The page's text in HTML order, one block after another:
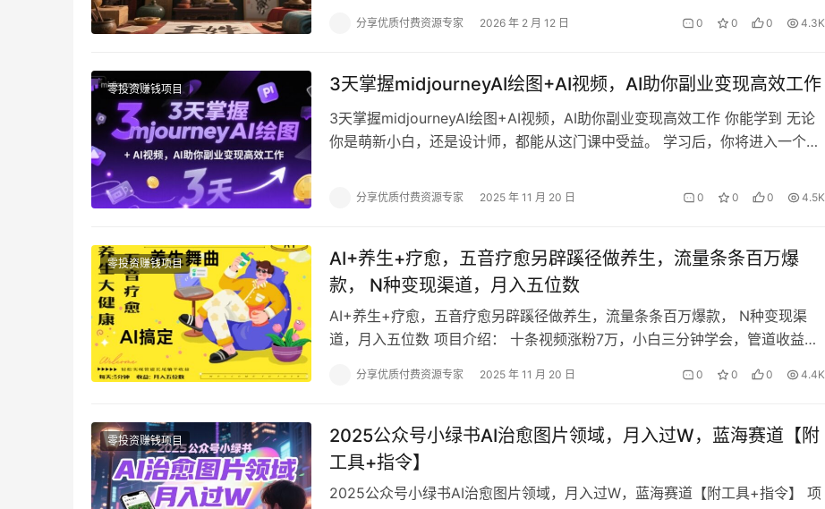
分享优质付费资源专家 2026 年 2 月 12 日 0 0 0 4.3K
零投资赚钱项目 3天掌握midjourneyAI绘图+AI视频，AI助你副业变现高效工作
3天掌握midjourneyAI绘图+AI视频，AI助你副业变现高效工作 你能学到 无论
你是萌新小白，还是设计师，都能从这门课中受益。 学习后，你将进入一个全
分享优质付费资源专家 2025 年 11 月 20 日 0 0 0 4.5K
零投资赚钱项目
AI+养生+疗愈，五音疗愈另辟蹊径做养生，流量条条百万爆
款， N种变现渠道，月入五位数
AI+养生+疗愈，五音疗愈另辟蹊径做养生，流量条条百万爆款， N种变现渠
道，月入五位数 项目介绍： 十条视频涨粉7万，小白三分钟学会，管道收益长
分享优质付费资源专家 2025 年 11 月 20 日 0 0 0 4.4K
零投资赚钱项目
2025公众号小绿书AI治愈图片领域，月入过W，蓝海赛道【附
工具+指令】
2025公众号小绿书AI治愈图片领域，月入过W，蓝海赛道【附工具+指令】 项